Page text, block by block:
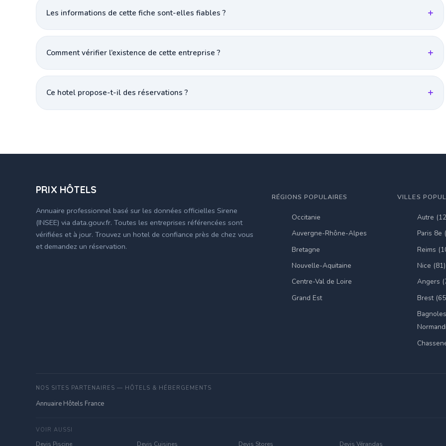
Les informations de cette fiche sont-elles fiables ?
Comment vérifier l’existence de cette entreprise ?
Ce hotel propose-t-il des réservations ?
PRIX HÔTELS
Annuaire professionnel basé sur les données officielles Sirene
(INSEE) via data.gouv.fr. Toutes les entreprises référencées sont
vérifiées et à jour. Trouvez un hotel de confiance près de chez vous
et demandez un réservation.
RÉGIONS POPULAIRES
Occitanie
Auvergne-Rhône-Alpes
Bretagne
Nouvelle-Aquitaine
Centre-Val de Loire
Grand Est
VILLES
Autre
Paris 8e
Reims
Nice (81)
Angers
Brest
NOS SITES PARTENAIRES — HÔTELS & HÉBERGEMENTS
Annuaire Hôtels France
VOIR AUSSI
Devis Piscine Devis Cuisines Devis Stores Devis Vérandas